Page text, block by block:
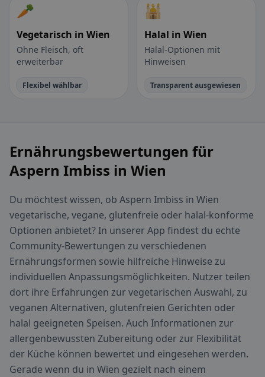
🥕
Vegetarisch in Wien
Ohne Fleisch, oft
erweiterbar
Flexibel wählbar
🕌
Halal in Wien
Halal-Optionen mit
Hinweisen
Transparent ausgewiesen
Ernährungsbewertungen für
Aspern Imbiss in Wien
Du möchtest wissen, ob Aspern Imbiss in Wien
vegetarische, vegane, glutenfreie oder halal-konforme
Optionen anbietet? In unserer App findest du echte
Community-Bewertungen zu verschiedenen
Ernährungsformen sowie hilfreiche Hinweise zu
individuellen Anpassungsmöglichkeiten. Nutzer teilen
dort ihre Erfahrungen zur vegetarischen Auswahl, zu
veganen Alternativen, glutenfreien Gerichten oder
halal geeigneten Speisen. Auch Informationen zur
allergenbewussten Zubereitung oder zur Flexibilität
der Küche können bewertet und eingesehen werden.
Gerade wenn du in Wien gezielt nach einem